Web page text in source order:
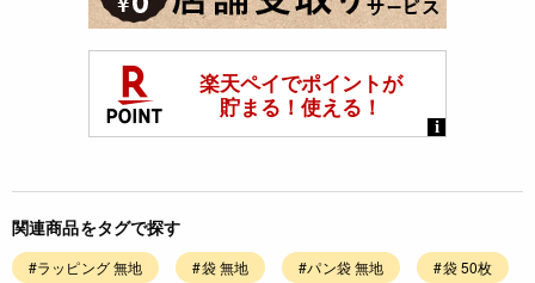
関連商品をタグで探す
#ラッピング 無地 #袋 無地 #パン袋 無地 #袋 50枚